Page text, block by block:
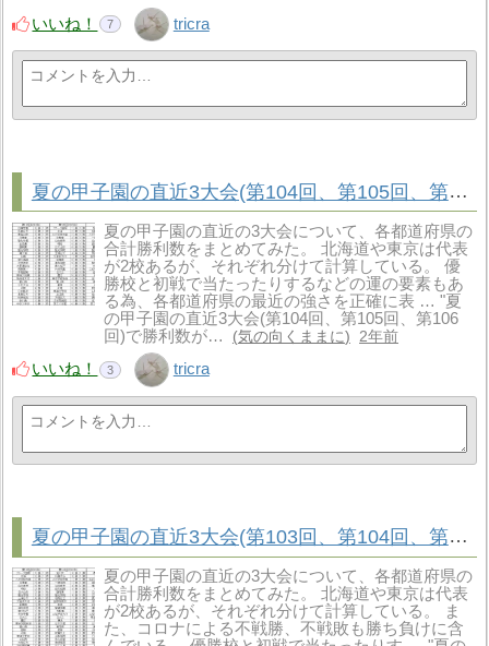
いいね！ 7 tricra
夏の甲子園の直近3大会(第104回、第105回、第106回)で勝利数が多い都道府県はどこか
夏の甲子園の直近の3大会について、各都道府県の
合計勝利数をまとめてみた。 北海道や東京は代表
が2校あるが、それぞれ分けて計算している。 優
勝校と初戦で当たったりするなどの運の要素もあ
る為、各都道府県の最近の強さを正確に表 … "夏
の甲子園の直近3大会(第104回、第105回、第106
回)で勝利数が…
気の向くままに 2年前
いいね！ 3 tricra
夏の甲子園の直近3大会(第103回、第104回、第105回)で勝利数が多い都道府県はどこか
夏の甲子園の直近の3大会について、各都道府県の
合計勝利数をまとめてみた。 北海道や東京は代表
が2校あるが、それぞれ分けて計算している。 ま
た、コロナによる不戦勝、不戦敗も勝ち負けに含